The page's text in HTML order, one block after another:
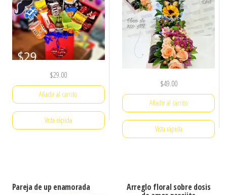
$29.00
Añadir al carrito
Vista rápida
$49.00
Añadir al carrito
Vista rápida
Pareja de up enamorada Arreglo floral sobre dosis